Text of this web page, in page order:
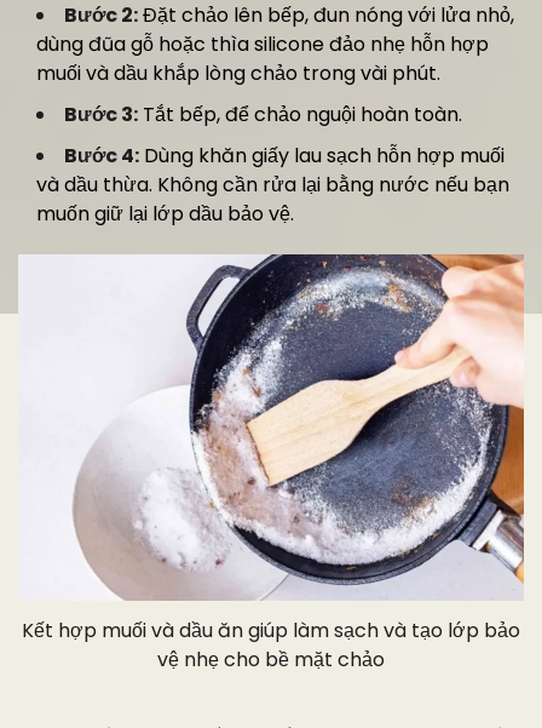
Bước 2:Đặt chảo lên bếp, đun nóng với lửa nhỏ,
dùng đũa gỗ hoặc thìa silicone đảo nhẹ hỗn hợp
muối và dầu khắp lòng chảo trong vài phút.
Bước 3: Tắt bếp, để chảo nguội hoàn toàn.
Bước 4: Dùng khăn giấy lau sạch hỗn hợp muối
và dầu thừa. Không cần rửa lại bằng nước nếu bạn
muốn giữ lại lớp dầu bảo vệ.
Kết hợp muối và dầu ăn giúp làm sạch và tạo lớp bảo
vệ nhẹ cho bề mặt chảo